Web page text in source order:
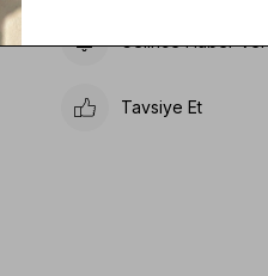
Gelince Haber Ver
Tavsiye Et